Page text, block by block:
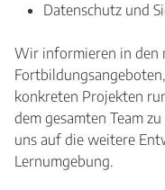
Datenschutz und
Wir informieren in den
konkreten Projekten
dem gesamten Team
uns auf die weitere
Lernumgebung.